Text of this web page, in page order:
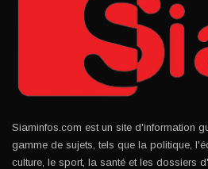
Siaminfos.com est un site d'information
gamme de sujets, tels que la politique,
culture, le sport, la santé et les dossiers